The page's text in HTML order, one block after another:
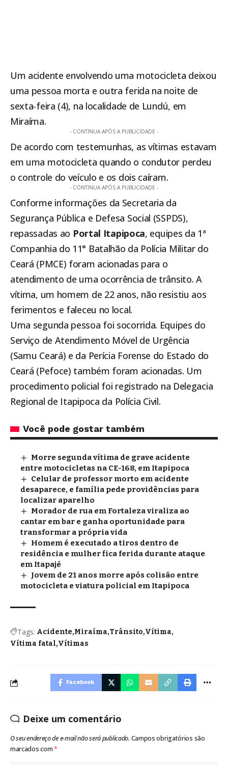
Um acidente envolvendo uma motocicleta deixou
uma pessoa morta e outra ferida na noite de
sexta-feira (4), na localidade de Lundú, em
Miraíma.
- CONTINUA APÓS A PUBLICIDADE -
De acordo com testemunhas, as vítimas estavam
em uma motocicleta quando o condutor perdeu
o controle do veículo e os dois caíram.
- CONTINUA APÓS A PUBLICIDADE -
Conforme informações da Secretaria da
Segurança Pública e Defesa Social (SSPDS),
repassadas ao Portal Itapipoca, equipes da 1ª
Companhia do 11° Batalhão da Polícia Militar do
Ceará (PMCE) foram acionadas para o
atendimento de uma ocorrência de trânsito. A
vítima, um homem de 22 anos, não resistiu aos
ferimentos e faleceu no local.
Uma segunda pessoa foi socorrida. Equipes do
Serviço de Atendimento Móvel de Urgência
(Samu Ceará) e da Perícia Forense do Estado do
Ceará (Pefoce) também foram acionadas. Um
procedimento policial foi registrado na Delegacia
Regional de Itapipoca da Polícia Civil.
Você pode gostar também
Morre segunda vítima de grave acidente
entre motocicletas na CE-168, em Itapipoca
Celular de professor morto em acidente
desaparece, e família pede providências para
localizar aparelho
Morador de rua em Fortaleza viraliza ao
cantar em bar e ganha oportunidade para
transformar a própria vida
Homem é executado a tiros dentro de
residência e mulher fica ferida durante ataque
em Itapajé
Jovem de 21 anos morre após colisão entre
motocicleta e viatura policial em Itapipoca
Tags: Acidente Miraíma Trânsito Vítima
Vítima fatal Vítimas
Facebook
Deixe um comentário
O seu endereço de e-mail não será publicado. Campos obrigatórios são
marcados com*